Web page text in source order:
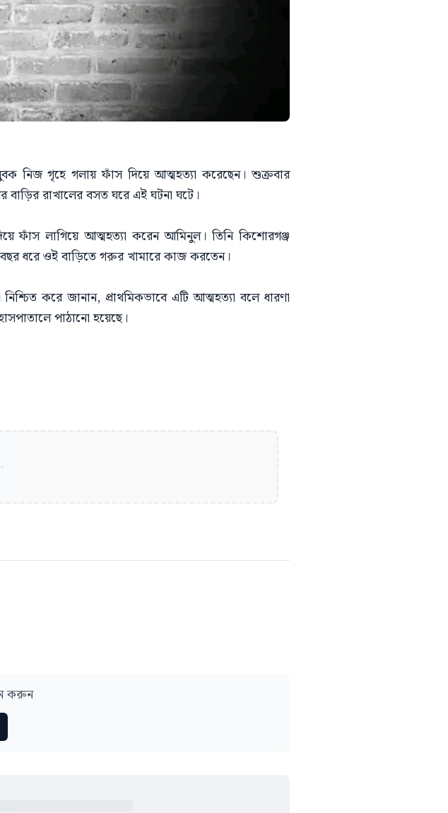
নিজ গৃহে গলায় ফাঁস দিয়ে আত্মহত্যা করেছেন। শুক্রবার
বাড়ির রাখালের বসত ঘরে এই ঘটনা ঘটে।
ফাঁস লাগিয়ে আত্মহত্যা করেন আমিনুল। তিনি কিশোরগঞ্জ
ধরে ওই বাড়িতে গরুর খামারে কাজ করতেন।
করে জানান, প্রাথমিকভাবে এটি আত্মহত্যা বলে ধারণা
পাঠানো হয়েছে।
করুন